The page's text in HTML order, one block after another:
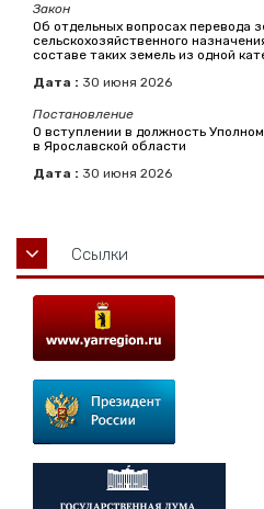
Закон
Об отдельных вопросах перевода
сельскохозяйственного
составе таких земель из одной
Дата : 30 июня 2026
Постановление
О вступлении в должность
в Ярославской области
Дата : 30 июня 2026
Ссылки